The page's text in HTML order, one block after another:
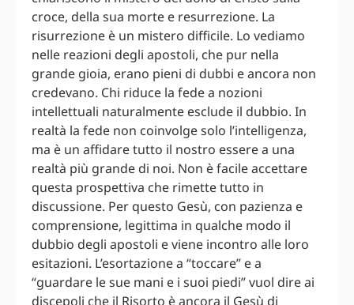
croce, della sua morte e resurrezione. La
risurrezione è un mistero difficile. Lo vediamo
nelle reazioni degli apostoli, che pur nella
grande gioia, erano pieni di dubbi e ancora non
credevano. Chi riduce la fede a nozioni
intellettuali naturalmente esclude il dubbio. In
realtà la fede non coinvolge solo l’intelligenza,
ma è un affidare tutto il nostro essere a una
realtà più grande di noi. Non è facile accettare
questa prospettiva che rimette tutto in
discussione. Per questo Gesù, con pazienza e
comprensione, legittima in qualche modo il
dubbio degli apostoli e viene incontro alle loro
esitazioni. L’esortazione a “toccare” e a
“guardare le sue mani e i suoi piedi” vuol dire ai
discepoli che il Risorto è ancora il Gesù di